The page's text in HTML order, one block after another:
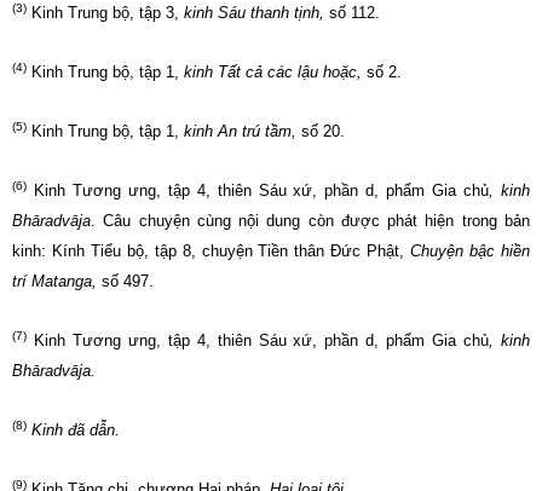
(3) Kinh Trung bộ, tập 3, kinh Sáu thanh tịnh, số 112.
(4) Kinh Trung bộ, tập 1, kinh Tất cả các lậu hoặc, số 2.
(5) Kinh Trung bộ, tập 1, kinh An trú tầm, số 20.
(6) Kinh Tương ưng, tập 4, thiên Sáu xứ, phần d, phẩm Gia chủ,kinh
Bhāradvāja. Câu chuyện cùng nội dung còn được phát hiện trong bản
kinh: Kính Tiểu bộ, tập 8, chuyện Tiền thân Đức Phật,Chuyện bậc hiền
trí Matanga, số 497.
(7) Kinh Tương ưng, tập 4, thiên Sáu xứ, phần d, phẩm Gia chủ,kinh
Bhāradvāja.
(8) Kinh đã dẫn.
(9)